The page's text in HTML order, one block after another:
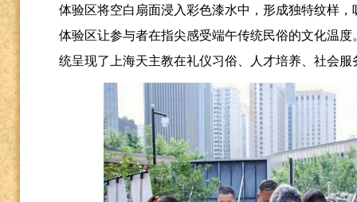
体验区将空白扇面浸入彩色漆水中，形成独特纹样
体验区让参与者在指尖感受端午传统民俗的文化温
统呈现了上海天主教在礼仪习俗、人才培养、社会